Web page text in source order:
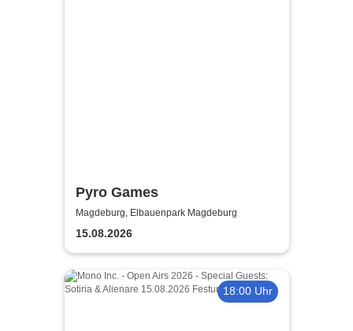
Pyro Games
Magdeburg, Elbauenpark Magdeburg
15.08.2026
18:00 Uhr